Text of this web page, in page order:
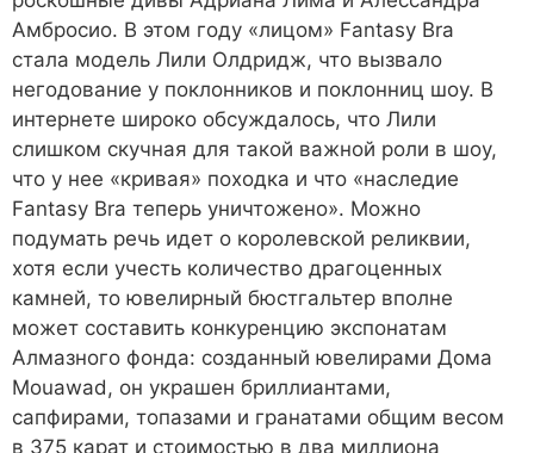
Амбросио. В этом году «лицом» Fantasy Bra
стала модель Лили Олдридж, что вызвало
негодование у поклонников и поклонниц шоу. В
интернете широко обсуждалось, что Лили
слишком скучная для такой важной роли в шоу,
что у нее «кривая» походка и что «наследие
Fantasy Bra теперь уничтожено». Можно
подумать речь идет о королевской реликвии,
хотя если учесть количество драгоценных
камней, то ювелирный бюстгальтер вполне
может составить конкуренцию экспонатам
Алмазного фонда: созданный ювелирами Дома
Mouawad, он украшен бриллиантами,
сапфирами, топазами и гранатами общим весом
в 375 карат и стоимостью в два миллиона